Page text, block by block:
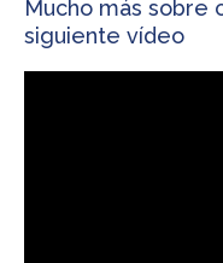
Mucho más sobre
siguiente vídeo